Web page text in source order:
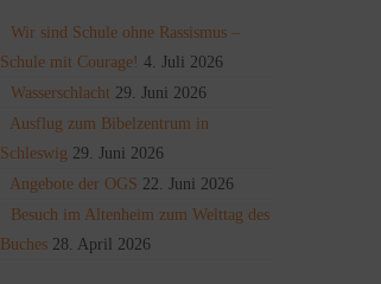
Wir sind Schule ohne Rassismus –
Schule mit Courage! 4. Juli 2026
Wasserschlacht 29. Juni 2026
Ausflug zum Bibelzentrum in
Schleswig 29. Juni 2026
Angebote der OGS 22. Juni 2026
Besuch im Altenheim zum Welttag des
Buches 28. April 2026